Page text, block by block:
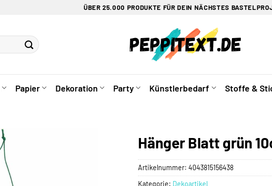
ÜBER 25.000 PRODUKTE FÜR DEIN NÄCHSTES
Papier Dekoration Party Künstlerbedarf Stoffe &
Hänger Blatt grün
Artikelnummer: 4043815156438
Kategorie: Dekoartikel